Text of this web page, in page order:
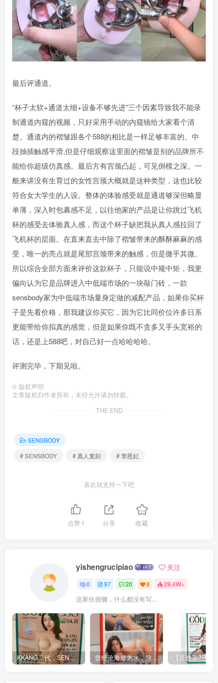
最后评通道。
“杯子太软+通道太细+设备不够先进”三个因素导致我不能录
制通道内窥的视频，只好采用手动的内窥镜给大家看个清
楚。通道内的褶皱跟各个588的相比是一样足够丰富的。中
段抽插触感平滑,但是仔细观察这里面的褶皱是别的品牌所不
能给你超级仿真感。最后方有宫颈凸起，可见倒模之深。一
般来讲没有生育过的女性宫颈大概就是这种类型，这也比较
符合女大学生的人设。整体的体验感受就是通道够深但略显
单薄，深入时包裹感不足，以往他家的产品是让你跳过飞机
杯的感受去体验真人感，而这个杯子缺把我从真人感拉回了
飞机杯的层面。在直来直去中除了褶皱带来的酥酥麻麻的感
受，唯一的亮点就是尾部宫颈带来的触感，但是微乎其微。
所以综合全部方面来评价这款杯子，只能说中规中矩，我更
偏向认为它是品牌进入中低端市场的一块敲门砖，一款
sensbody家为中低端市场量身定做的减配产品，如果你买杯
子是先看价格，那我建议你买它，因为它比同价位许多日系
更能带给你拟真的感觉，但是如果你既不贪多又手头宽裕的
话，还是上588吧，对自己好一点哈哈哈哈。
评测完毕，下期见啦。
© 版权声明
文章版权归作者所有，未经允许请勿转载。
THE END
SENSBODY
# SENSBODY
# 真人复刻 # 李恩妃
喜欢就支持一下吧
点赞1 分享 收藏
yishengrucipiao 关注
0 97 20 8 29.4W+
这家伙很懒，什么都没有写...
KKANG二代，SEN家代表作品”朝鲜女二代”！！ 曾经沧海难为水，除却巫山不是云 —SENSBODY之江妍娜评测今天给大家测评sensbody家的一款rich soft 软度的玩具“kang朝鲜女”，我是最早一批发现并尝试该品牌的玩家之一，所以拍的是老款包装的红盒子~【简测】